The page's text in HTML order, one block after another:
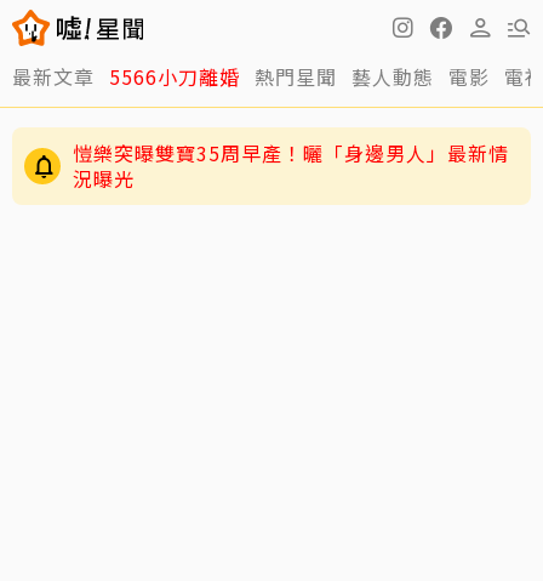
最新文章 5566小刀離婚 熱門星聞 藝人動態 電影 電
愷樂突曝雙寶35周早產！曬「身邊男人」最新情
況曝光